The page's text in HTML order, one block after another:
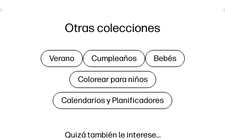
Quizá también le interese…
Otras colecciones
Verano Cumpleaños Bebés
Colorear para niños
Calendarios y Planificadores